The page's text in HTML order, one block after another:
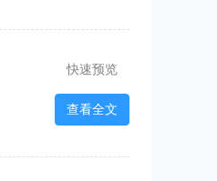
快速预览
查看全文